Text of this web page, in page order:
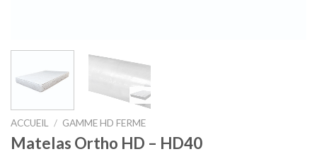
ACCUEIL / GAMME HD FERME
Matelas Ortho HD – HD40